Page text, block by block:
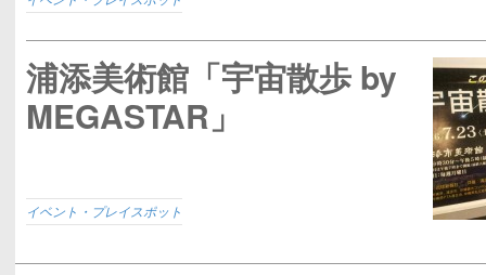
浦添美術館「宇宙散歩 by
MEGASTAR」
イベント・プレイスポット